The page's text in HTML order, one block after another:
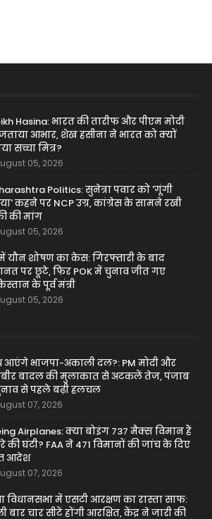
Hasina: भारत की तारीफ और पीएम मोदी
आभार, शेख हसीना ने भारत को क्यों
सच्चा मित्र?
05, 2026
Politics: सुनेत्रा पवार को 'गूंगी
कहने पर NCP उग्र, कांग्रेस के सामने रखी
की मांग
05, 2026
यौन शोषण का केस: गिरफ्तारी के बाद
पर छूटे, फिर POK में चुनाव जीत गए
के पूर्व मंत्री
05, 2026
आएंगे भाजपा-अकाली दल?: PM मोदी और
बादल की मुलाकात से अटकलें तेज, पंजाब
से पहले बढ़ी हलचल
07, 2026
Airplanes: क्या बोइंग 737 मैक्स विमान हैं
की घंटी? FAA ने 471 विमानों की जांच के दिए
आदेश
07, 2026
विधानसभा में एसटी आरक्षण का रास्ता साफ:
बार चार सीटें होंगी आरक्षित, केंद्र ने जारी की